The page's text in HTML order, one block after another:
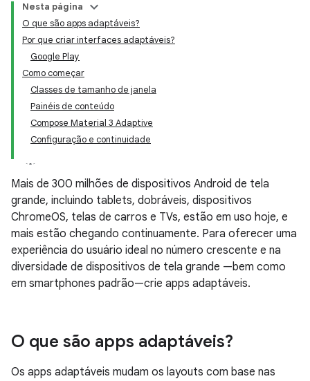
Nesta página
O que são apps adaptáveis?
Por que criar interfaces adaptáveis?
Google Play
Como começar
Classes de tamanho de janela
Painéis de conteúdo
Compose Material 3 Adaptive
Configuração e continuidade
Mais de 300 milhões de dispositivos Android de tela
grande, incluindo tablets, dobráveis, dispositivos
ChromeOS, telas de carros e TVs, estão em uso hoje, e
mais estão chegando continuamente. Para oferecer uma
experiência do usuário ideal no número crescente e na
diversidade de dispositivos de tela grande —bem como
em smartphones padrão—crie apps adaptáveis.
O que são apps adaptáveis?
Os apps adaptáveis mudam os layouts com base nas